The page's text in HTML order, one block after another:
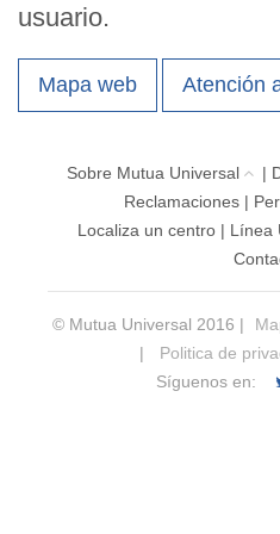
usuario.
Mapa web Atención
Sobre Mutua Universal |
Reclamaciones |
Localiza un centro| Línea
© Mutua Universal 2016 |
|
Politica de
Síguenos en: